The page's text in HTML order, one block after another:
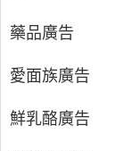
藥品廣告
愛面族廣告
鮮乳酪廣告